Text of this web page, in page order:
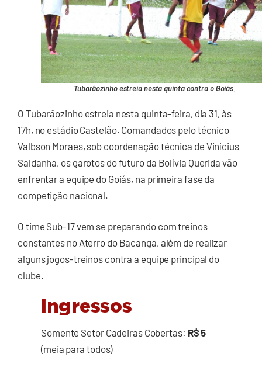
Tubarãozinho estreia nesta quinta contra o Goiás.
O Tubarãozinho estreia nesta quinta-feira, dia 31, às
17h, no estádio Castelão. Comandados pelo técnico
Valbson Moraes, sob coordenação técnica de Vinícius
Saldanha, os garotos do futuro da Bolívia Querida vão
enfrentar a equipe do Goiás, na primeira fase da
competição nacional.
O time Sub-17 vem se preparando com treinos
constantes no Aterro do Bacanga, além de realizar
alguns jogos-treinos contra a equipe principal do
clube.
Ingressos
Somente Setor Cadeiras Cobertas: R$ 5
(meia para todos)